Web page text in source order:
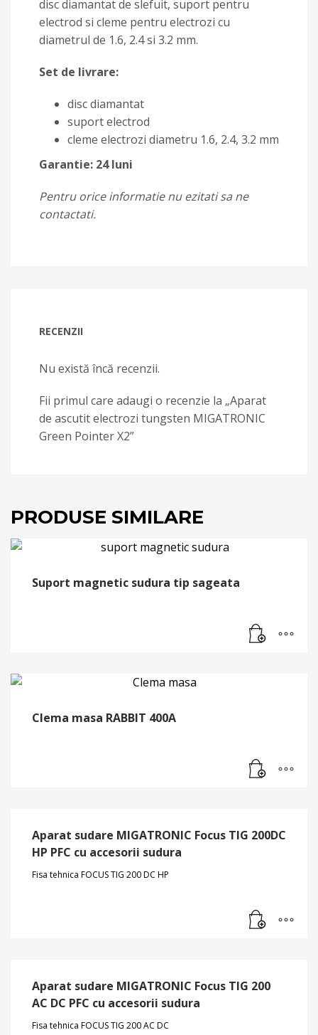
disc diamantat de slefuit, suport pentru
electrod si cleme pentru electrozi cu
diametrul de 1.6, 2.4 si 3.2 mm.
Set de livrare:
disc diamantat
suport electrod
cleme electrozi diametru 1.6, 2.4, 3.2 mm
Garantie: 24 luni
Pentru orice informatie nu ezitati sa ne
contactati.
RECENZII
Nu există încă recenzii.
Fii primul care adaugi o recenzie la „Aparat
de ascutit electrozi tungsten MIGATRONIC
Green Pointer X2”
PRODUSE SIMILARE
Suport magnetic sudura tip sageata
Clema masa RABBIT 400A
Aparat sudare MIGATRONIC Focus TIG 200DC
HP PFC cu accesorii sudura
Fisa tehnica FOCUS TIG 200 DC HP
Aparat sudare MIGATRONIC Focus TIG 200
AC DC PFC cu accesorii sudura
Fisa tehnica FOCUS TIG 200 AC DC